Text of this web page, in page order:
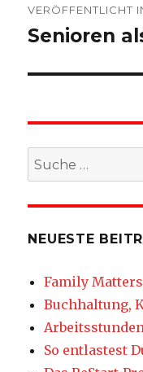
VERÖFFENTLICHT
Senioren
Suche
nach:
NEUESTE
Family
Buchhaltung,
So entlastest